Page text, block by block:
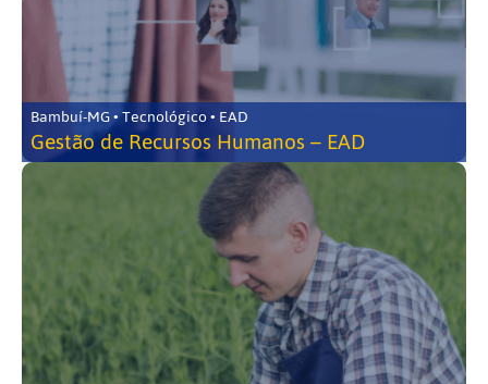
Bambuí-MG • Tecnológico • EAD
Gestão de Recursos Humanos – EAD